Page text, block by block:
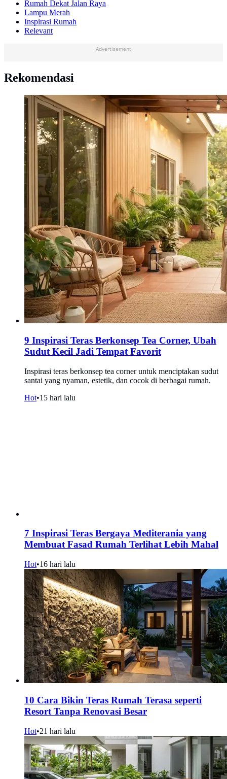
Rumah Dekat Jalan Raya
Lampu Merah
Inspirasi Rumah
Relevant
Advertisement
Rekomendasi
9 Inspirasi Teras Berkonsep Tea Corner, Ubah
Sudut Kecil Jadi Tempat Favorit
Inspirasi teras berkonsep tea corner untuk menciptakan sudut
santai yang nyaman, estetik, dan cocok di berbagai rumah.
Hot•15 hari lalu
7 Inspirasi Teras Bergaya Mediterania yang
Membuat Fasad Rumah Terlihat Lebih Mahal
Hot•16 hari lalu
10 Cara Bikin Teras Rumah Terasa seperti
Resort Tanpa Renovasi Besar
Hot•21 hari lalu